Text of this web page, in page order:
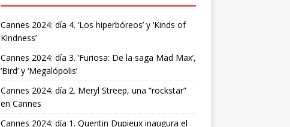
Cannes 2024: día 4. ‘Los hiperbóreos’ y ‘Kinds of
Kindness’
Cannes 2024: día 3. ‘Furiosa: De la saga Mad Max’,
‘Bird’ y ‘Megalópolis’
Cannes 2024: día 2. Meryl Streep, una “rockstar”
en Cannes
Cannes 2024: día 1. Quentin Dupieux inaugura el